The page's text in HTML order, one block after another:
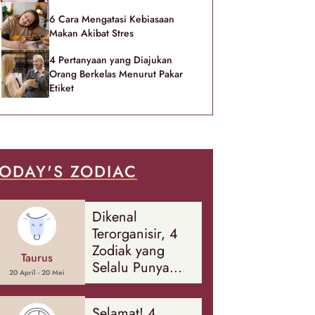
6 Cara Mengatasi Kebiasaan
Makan Akibat Stres
4 Pertanyaan yang Diajukan
Orang Berkelas Menurut Pakar
Etiket
ZODIAC
Taurus
20 April - 20 Mei
Dikenal
Terorganisir, 4
Zodiak yang
Selalu Punya
Rencana
Cadangan Soal